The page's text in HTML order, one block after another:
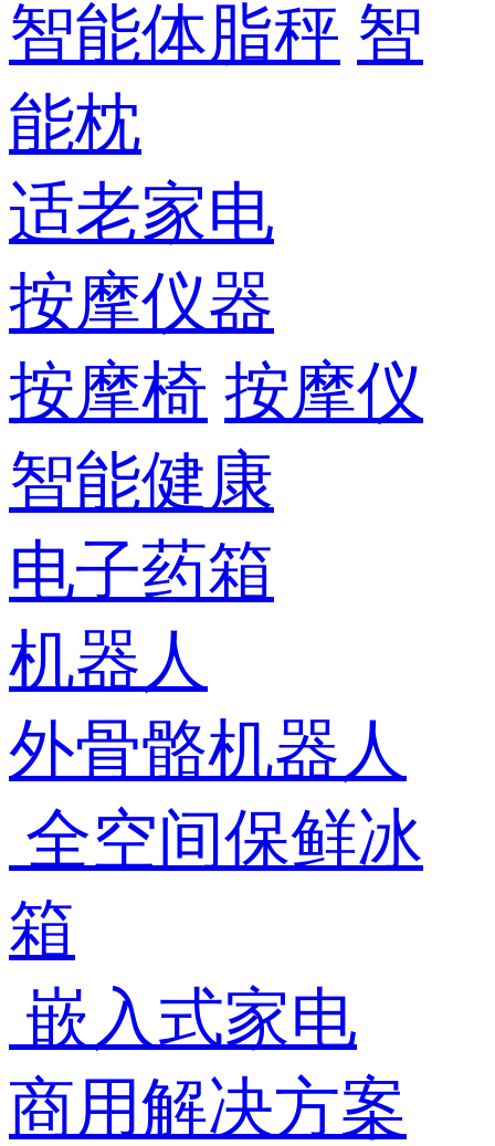
智能体脂秤 智
能枕
适老家电
按摩仪器
按摩椅 按摩仪
智能健康
电子药箱
机器人
外骨骼机器人
全空间保鲜冰
箱
嵌入式家电
商用解决方案